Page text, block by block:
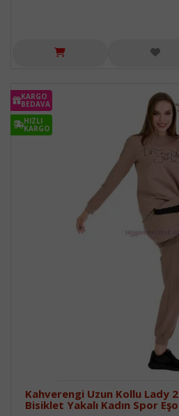
KARGO
BEDAVA
HIZLI
KARGO
Kahverengi Uzun Kollu Lady
Bisiklet Yakalı Kadın Spor